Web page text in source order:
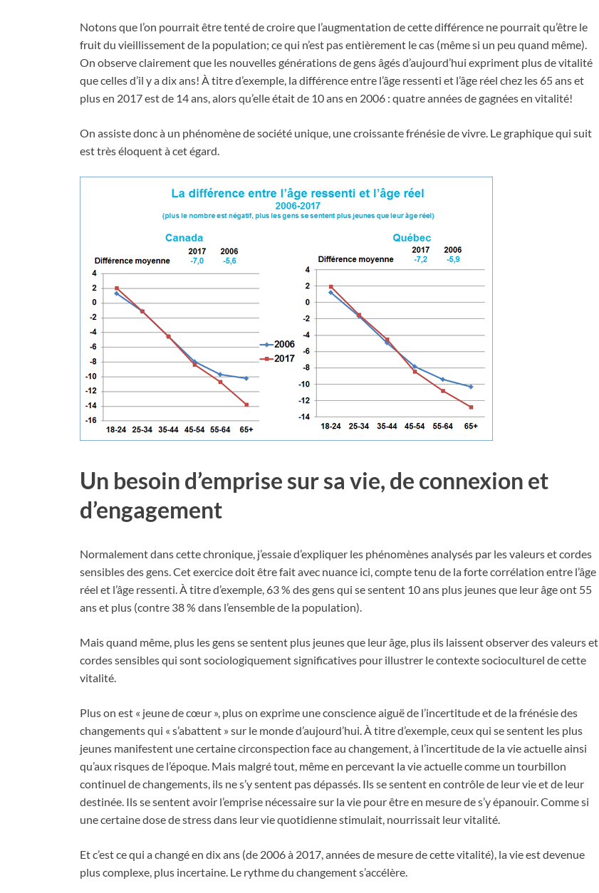
Notons que l’on pourrait être tenté de croire que l’augmentation de cette différence ne pourrait qu’être le
fruit du vieillissement de la population; ce qui n’est pas entièrement le cas (même si un peu quand même).
On observe clairement que les nouvelles générations de gens âgés d’aujourd’hui expriment plus de vitalité
que celles d’il y a dix ans! À titre d’exemple, la différence entre l’âge ressenti et l’âge réel chez les 65 ans et
plus en 2017 est de 14 ans, alors qu’elle était de 10 ans en 2006 : quatre années de gagnées en vitalité!
On assiste donc à un phénomène de société unique, une croissante frénésie de vivre. Le graphique qui suit
est très éloquent à cet égard.
Un besoin d’emprise sur sa vie, de connexion et
d’engagement
Normalement dans cette chronique, j’essaie d’expliquer les phénomènes analysés par les valeurs et cordes
sensibles des gens. Cet exercice doit être fait avec nuance ici, compte tenu de la forte corrélation entre l’âge
réel et l’âge ressenti. À titre d’exemple, 63 % des gens qui se sentent 10 ans plus jeunes que leur âge ont 55
ans et plus (contre 38 % dans l’ensemble de la population).
Mais quand même, plus les gens se sentent plus jeunes que leur âge, plus ils laissent observer des valeurs et
cordes sensibles qui sont sociologiquement significatives pour illustrer le contexte socioculturel de cette
vitalité.
Plus on est « jeune de cœur », plus on exprime une conscience aiguë de l’incertitude et de la frénésie des
changements qui « s’abattent » sur le monde d’aujourd’hui. À titre d’exemple, ceux qui se sentent les plus
jeunes manifestent une certaine circonspection face au changement, à l’incertitude de la vie actuelle ainsi
qu’aux risques de l’époque. Mais malgré tout, même en percevant la vie actuelle comme un tourbillon
continuel de changements, ils ne s’y sentent pas dépassés. Ils se sentent en contrôle de leur vie et de leur
destinée. Ils se sentent avoir l’emprise nécessaire sur la vie pour être en mesure de s’y épanouir. Comme si
une certaine dose de stress dans leur vie quotidienne stimulait, nourrissait leur vitalité.
Et c’est ce qui a changé en dix ans (de 2006 à 2017, années de mesure de cette vitalité), la vie est devenue
plus complexe, plus incertaine. Le rythme du changement s’accélère.